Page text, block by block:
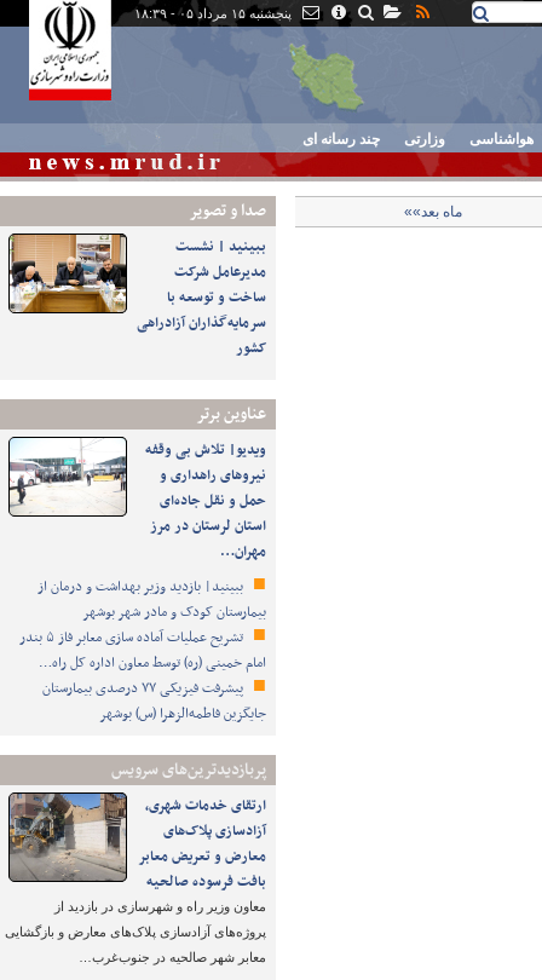
پنجشنبه ۱۵ مرداد ۰۵ - ۱۸:۳۹
هواشناسی وزارتی چند رسانه ای
صدا و تصوير
ببینید | نشست
مدیرعامل شرکت
ساخت و توسعه با
سرمایه‌گذاران آزادراهی
کشور
عناوین برتر
ویدیو| تلاش بی وقفه
نیروهای راهداری و
حمل و نقل جاده‌ای
استان لرستان در مرز
مهران…
ببینید| بازدید وزیر بهداشت و درمان از
بیمارستان کودک و مادر شهر بوشهر
تشریح عملیات آماده سازی معابر فاز ۵ بندر
امام خمینی (ره) توسط معاون اداره کل راه…
پیشرفت فیزیکی ۷۷ درصدی بیمارستان
جایگزین فاطمه‌الزهرا (س) بوشهر
پربازدیدترین‌های سرویس
ارتقای خدمات شهری،
آزادسازی پلاک‌های
معارض و تعریض معابر
بافت فرسوده صالحیه
معاون وزیر راه و شهرسازی در بازدید از
پروژه‌های آزادسازی پلاک‌های معارض و بازگشایی
معابر شهر صالحیه در جنوب‌غرب…
ماه بعد»»